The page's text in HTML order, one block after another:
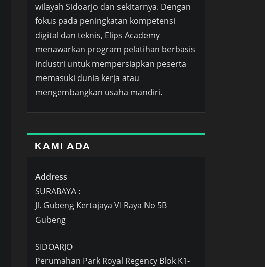
wilayah Sidoarjo dan sekitarnya. Dengan
fokus pada peningkatan kompetensi
digital dan teknis, Elips Academy
menawarkan program pelatihan berbasis
industri untuk mempersiapkan peserta
memasuki dunia kerja atau
mengembangkan usaha mandiri.
KAMI ADA
Address
SURABAYA :
Jl. Gubeng Kertajaya VI Raya No 5B
Gubeng
SIDOARJO
Perumahan Park Royal Regency Blok K1-